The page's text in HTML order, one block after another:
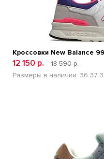
Кроссовки New Balance
12 150 р.
18 590 р.
Размеры в наличии: 36 37